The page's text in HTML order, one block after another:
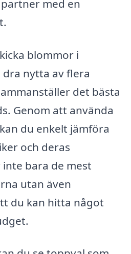
med en
blommor i
dra nytta av flera
det bästa
Genom att använda
du enkelt jämföra
och deras
bara de mest
utan även
du kan hitta något